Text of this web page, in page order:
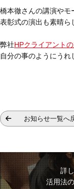
橋本徹さんの講演やモ
表彰式の演出も素晴ら
弊社HPクライアント
自分の事のようにうれ
お知らせ一覧へ
詳
活用法